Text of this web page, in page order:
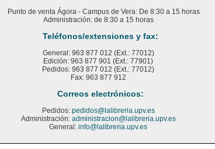
Punto de venta Ágora - Campus de Vera: De 8:30 a 15 horas
Administración: de 8:30 a 15 horas
Teléfonos/extensiones y fax:
General: 963 877 012 (Ext.: 77012)
Edición: 963 877 901 (Ext.: 77901)
Pedidos: 963 877 012 (Ext.: 77012)
Fax: 963 877 912
Correos electrónicos:
Pedidos: pedidos@lalibreria.upv.es
Administración: administracion@lalibreria.upv.es
General: info@lalibreria.upv.es